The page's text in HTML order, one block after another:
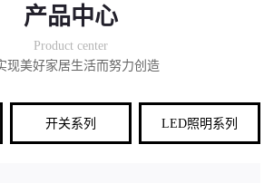
产品中心
Product center
现美好家居生活而努力创造
开关系列 LED照明系列